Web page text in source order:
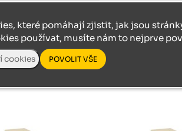
které pomáhají zjistit, jak jsou
používat, musíte nám to nejprve